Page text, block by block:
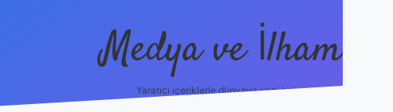
Medya ve İlham
Yaratıcı içeriklerle dünyaya yeni bakış!